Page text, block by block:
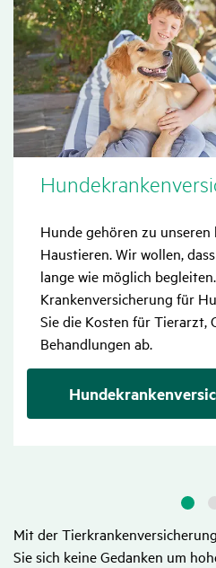
Hunde gehören zu
Haustieren. Wir wollen,
lange wie möglich
Krankenversicherung für
Sie die Kosten für Tierarzt,
Behandlungen ab.
Mit der
Sie sich keine Gedanken um